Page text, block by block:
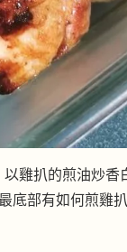
雞扒的煎油炒香
底部有如何煎雞